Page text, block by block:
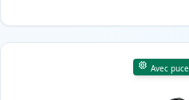
Avec puce